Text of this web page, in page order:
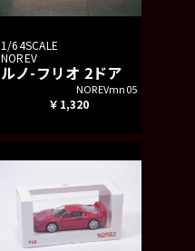
1/64SCALE
NOREV
ルノ-フリオ 2ドア
NOREVmn05
￥1,320